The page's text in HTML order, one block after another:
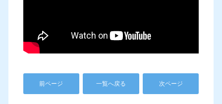
前ページ 一覧へ戻る 次ページ